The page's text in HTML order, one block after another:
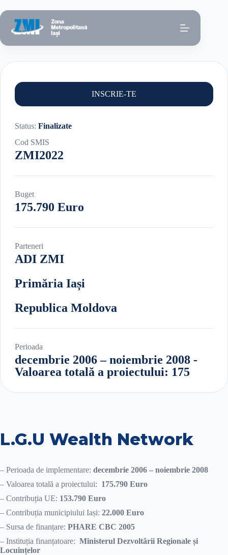
la
conținut
INSCRIE-TE
Status: Finalizate
Cod SMIS
ZMI2022
Buget
175.790 Euro
Parteneri
ADI ZMI
Primăria Iași
Republica Moldova
Perioada
decembrie 2006 – noiembrie 2008 -
Valoarea totală a proiectului: 175
L.G.U Wealth Network
– Perioada de implementare: decembrie 2006 – noiembrie 2008
– Valoarea totală a proiectului: 175.790 Euro
– Contribuția UE: 153.790 Euro
– Contribuția municipiului Iași: 22.000 Euro
– Sursa de finanțare: PHARE CBC 2005
– Instituția finanțatoare: Ministerul Dezvoltării Regionale și
Locuințelor